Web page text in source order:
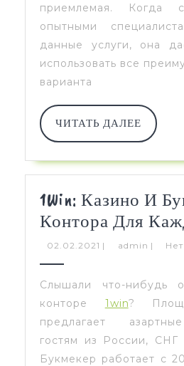
приемлемая. Когда
опытными
данные услуги, она
использовать все
варианта
ЧИТАТЬ ДАЛЕЕ ЧИТАТЬ
ДАЛЕЕ
1Win: Казино И
Контора Для
02.02.2021 02.02.2021
| admin admin
|
Слышали что-нибудь
конторе 1win?
предлагает
гостям из России, СНГ
Букмекер работает с